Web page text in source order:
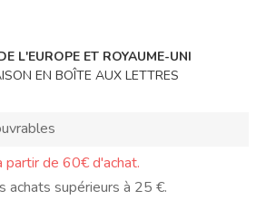
L'EUROPE ET ROYAUME-UNI
EN BOÎTE AUX LETTRES
partir de 60€ d'achat.
achats supérieurs à 25 €.